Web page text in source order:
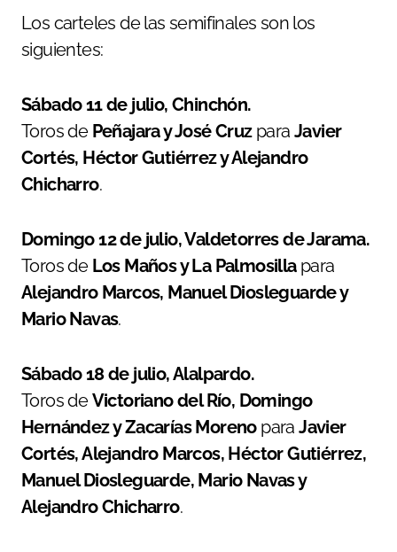
Los carteles de las semifinales son los
siguientes:
Sábado 11 de julio, Chinchón.
Toros de Peñajara y José CruzparaJavier
Cortés, Héctor Gutiérrez y Alejandro
Chicharro.
Domingo 12 de julio, Valdetorres de Jarama.
Toros de Los Maños y La Palmosillapara
Alejandro Marcos, Manuel Diosleguarde y
Mario Navas.
Sábado 18 de julio, Alalpardo.
Toros deVictoriano del Río, Domingo
Hernández y Zacarías MorenoparaJavier
Cortés, Alejandro Marcos, Héctor Gutiérrez,
Manuel Diosleguarde, Mario Navas y
Alejandro Chicharro.